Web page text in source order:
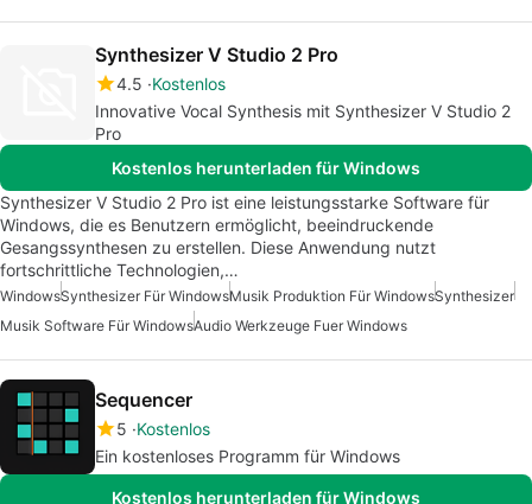
Synthesizer V Studio 2 Pro
4.5 Kostenlos
Innovative Vocal Synthesis mit Synthesizer V Studio 2
Pro
Kostenlos herunterladen für Windows
Synthesizer V Studio 2 Pro ist eine leistungsstarke Software für
Windows, die es Benutzern ermöglicht, beeindruckende
Gesangssynthesen zu erstellen. Diese Anwendung nutzt
fortschrittliche Technologien,…
WindowsSynthesizer Für WindowsMusik Produktion Für WindowsSynthesizer
Musik Software Für WindowsAudio Werkzeuge Fuer Windows
Sequencer
5 Kostenlos
Ein kostenloses Programm für Windows
Kostenlos herunterladen für Windows